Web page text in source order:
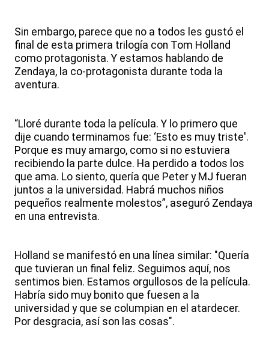
Sin embargo, parece que no a todos les gustó el
final de esta primera trilogía con Tom Holland
como protagonista. Y estamos hablando de
Zendaya, la co-protagonista durante toda la
aventura.
“Lloré durante toda la película. Y lo primero que
dije cuando terminamos fue: ‘Esto es muy triste'.
Porque es muy amargo, como si no estuviera
recibiendo la parte dulce. Ha perdido a todos los
que ama. Lo siento, quería que Peter y MJ fueran
juntos a la universidad. Habrá muchos niños
pequeños realmente molestos”, aseguró Zendaya
en una entrevista.
Holland se manifestó en una línea similar: "Quería
que tuvieran un final feliz. Seguimos aquí, nos
sentimos bien. Estamos orgullosos de la película.
Habría sido muy bonito que fuesen a la
universidad y que se columpian en el atardecer.
Por desgracia, así son las cosas".